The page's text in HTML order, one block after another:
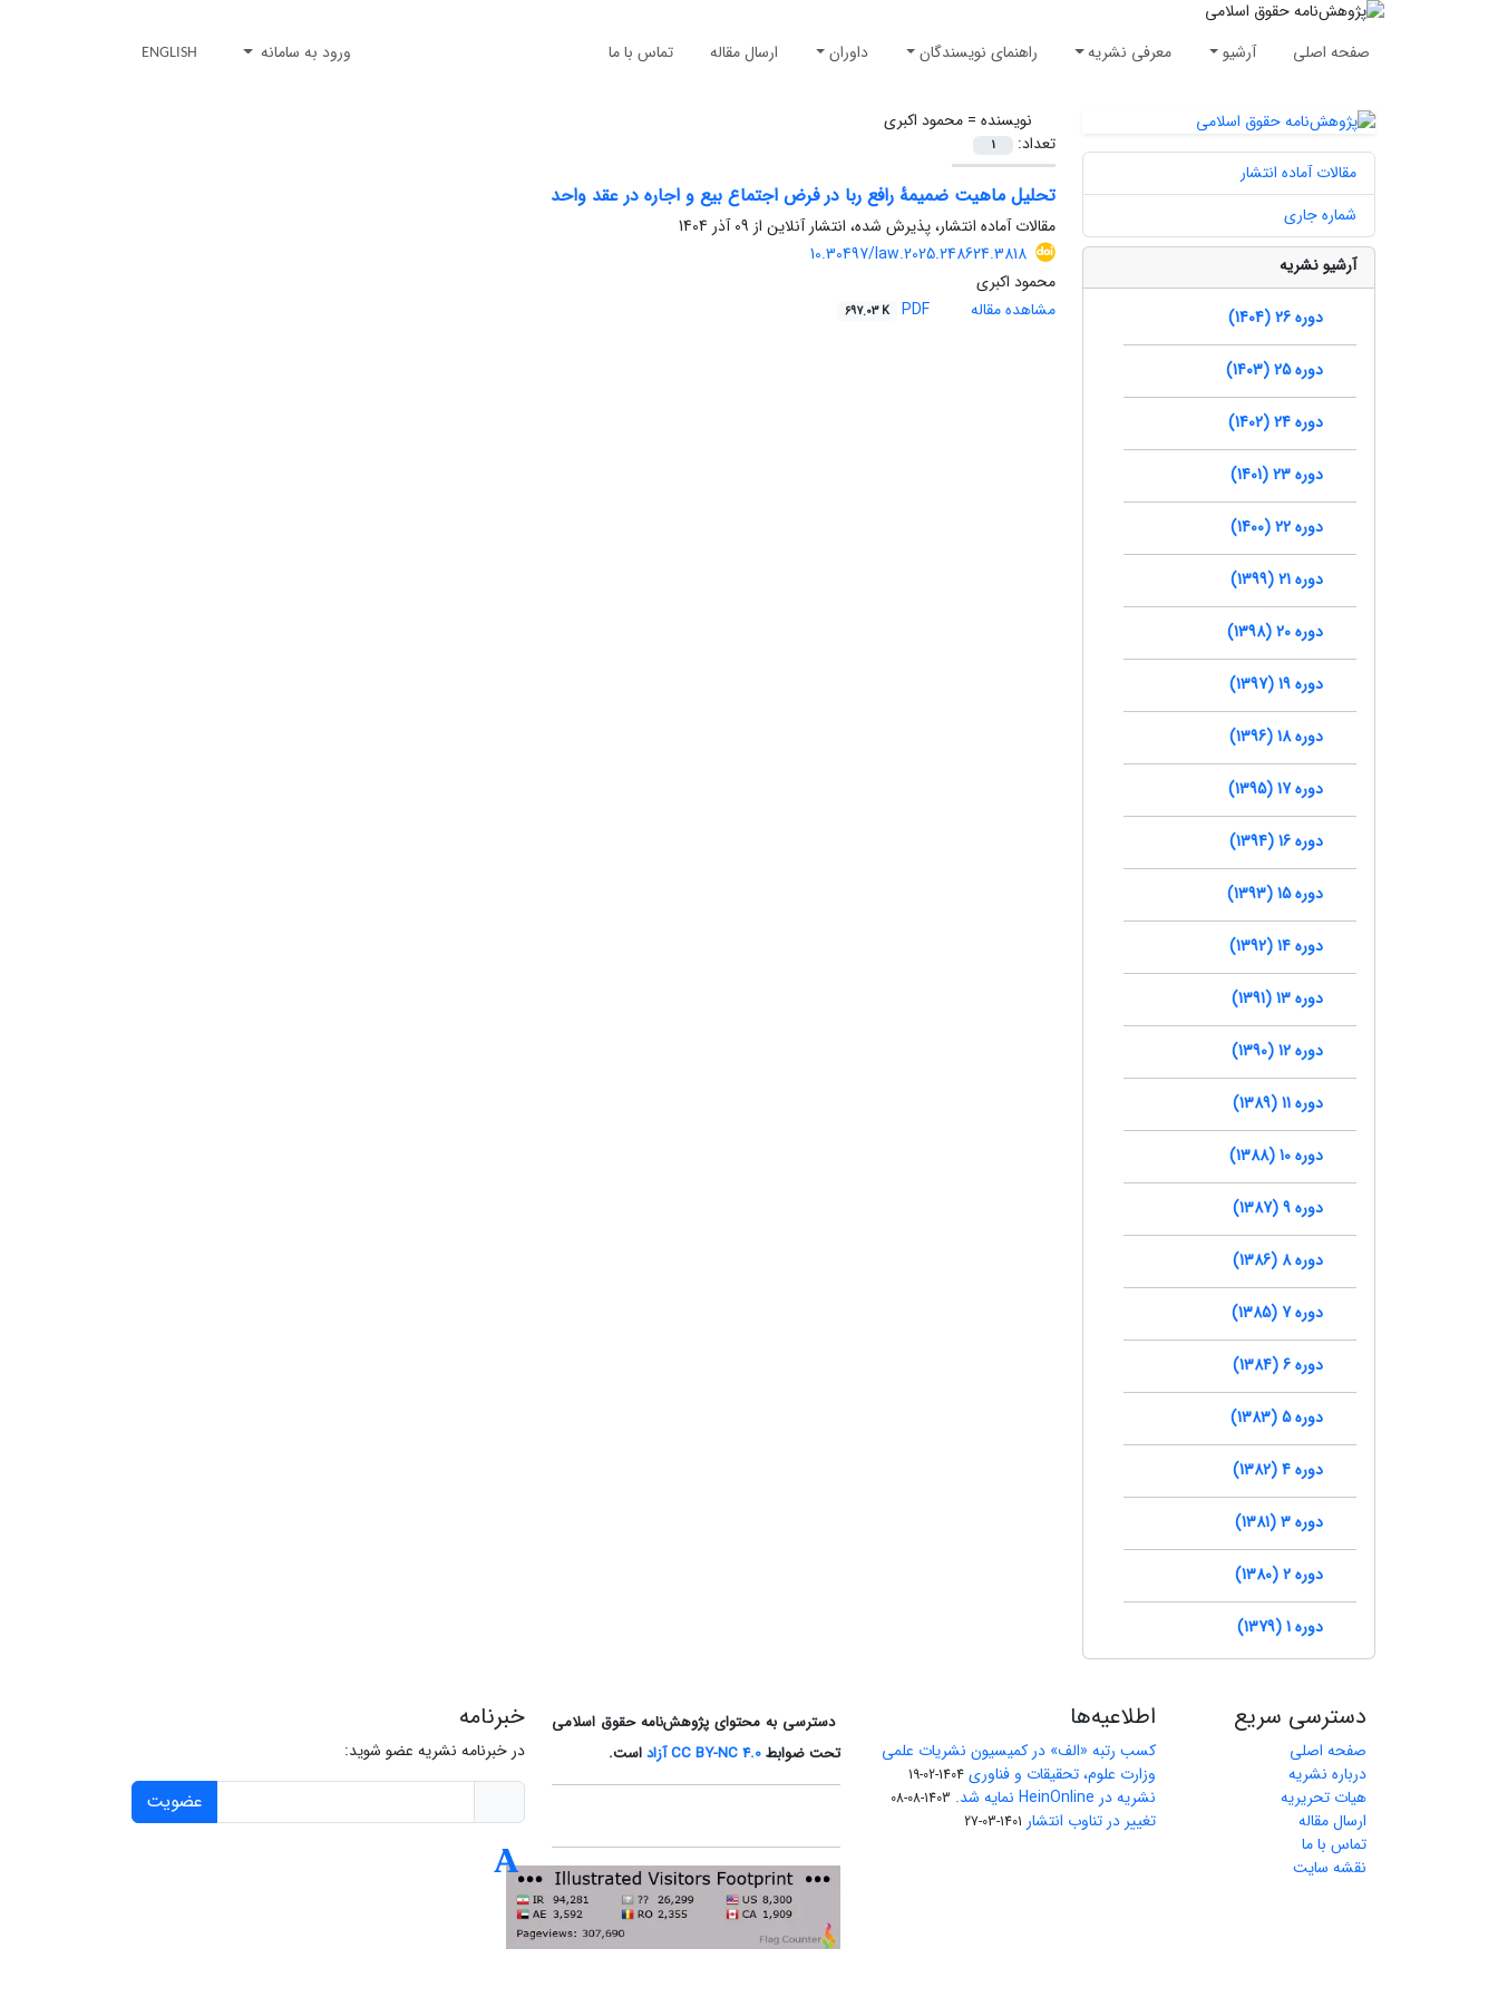
صفحه اصلی آرشیو معرفی نشریه راهنمای نویسندگان داوران ارسال مقاله تماس با ما ورود به سامانه ENGLISH
نویسنده =محمود اکبری
تعداد:
1
تحلیل ماهیت ضمیمۀ رافع ربا در فرض اجتماع بیع و اجاره در عقد واحد
مقالات آماده انتشار، پذیرش شده، انتشار آنلاین از 09 آذر 1404
10.30497/law.2025.248624.3818
محمود اکبری
مشاهده مقاله
PDF
697.03 K
مقالات آماده انتشار
شماره جاری
آرشیو نشریه
دوره 26 (1404)
دوره 25 (1403)
دوره 24 (1402)
دوره 23 (1401)
دوره 22 (1400)
دوره 21 (1399)
دوره 20 (1398)
دوره 19 (1397)
دوره 18 (1396)
دوره 17 (1395)
دوره 16 (1394)
دوره 15 (1393)
دوره 14 (1392)
دوره 13 (1391)
دوره 12 (1390)
دوره 11 (1389)
دوره 10 (1388)
دوره 9 (1387)
دوره 8 (1386)
دوره 7 (1385)
دوره 6 (1384)
دوره 5 (1383)
دوره 4 (1382)
دوره 3 (1381)
دوره 2 (1380)
دوره 1 (1379)
دسترسی سریع
صفحه اصلی
درباره نشریه
هیات تحریریه
ارسال مقاله
تماس با ما
نقشه سایت
اطلاعیه‌ها
کسب رتبه «الف» در کمیسیون نشریات علمی
وزارت علوم، تحقیقات و فناوری 1404-02-19
نشریه در HeinOnline نمایه شد. 1403-08-08
تغییر در تناوب انتشار 1401-03-27
دسترسی به محتوای پژوهش‌نامه حقوق اسلامی
تحت ضوابطCC BY-NC 4.0آزاداست.
خبرنامه
در خبرنامه نشریه عضو شوید:
عضویت